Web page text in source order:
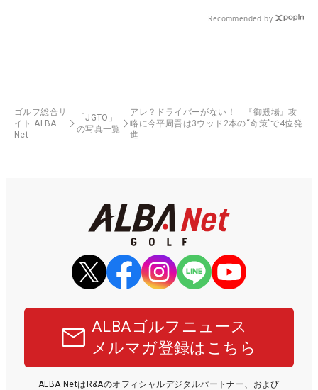
Recommended by
ゴルフ総合サ
イト ALBA
Net
「JGTO」
の写真一覧
アレ？ドライバーがない！ 『御殿場』攻
略に今平周吾は3ウッド2本の“奇策”で4位発
進
ALBAゴルフニュース
メルマガ登録はこちら
ALBA NetはR&Aのオフィシャルデジタルパートナー、および